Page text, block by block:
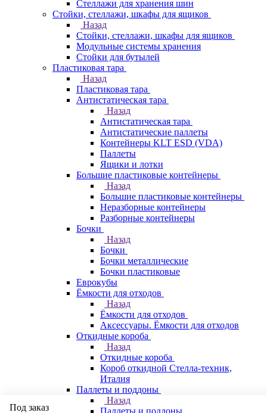
Стеллажи для хранения шин
Стойки, стеллажи, шкафы для ящиков
Назад
Стойки, стеллажи, шкафы для ящиков
Модульные системы хранения
Стойки для бутылей
Пластиковая тара
Назад
Пластиковая тара
Антистатическая тара
Назад
Антистатическая тара
Антистатические паллеты
Контейнеры KLT ESD (VDA)
Паллеты
Ящики и лотки
Большие пластиковые контейнеры
Назад
Большие пластиковые контейнеры
Неразборные контейнеры
Разборные контейнеры
Бочки
Назад
Бочки
Бочки металлические
Бочки пластиковые
Еврокубы
Ёмкости для отходов
Назад
Ёмкости для отходов
Аксессуары. Ёмкости для отходов
Откидные короба
Назад
Откидные короба
Короб откидной Стелла-техник,
Италия
Паллеты и поддоны
Назад
Паллеты и поддоны
Под заказ